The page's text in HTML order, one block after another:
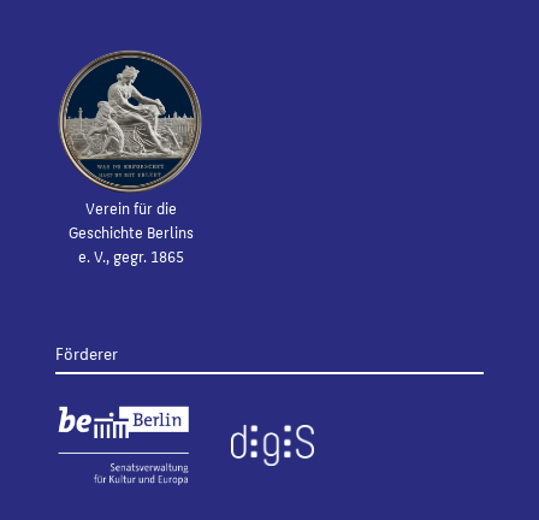
Verein für die
Geschichte Berlins
e. V., gegr. 1865
Förderer